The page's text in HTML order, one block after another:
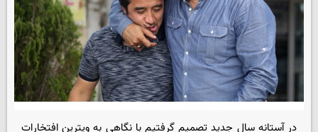
در آستانه سال جدید تصمیم گرفتیم با نگاهی به ویترین افتخارات